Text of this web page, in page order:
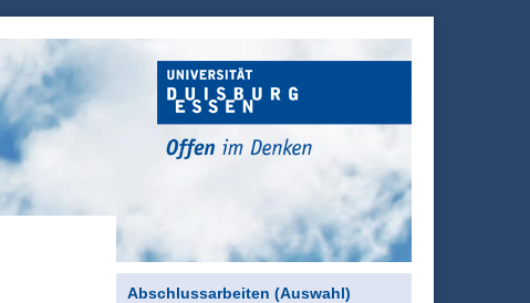
Abschlussarbeiten (Auswahl)